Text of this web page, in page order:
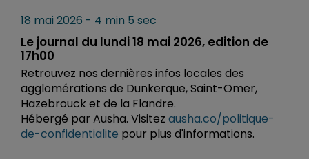
18 mai 2026 - 4 min 5 sec
Le journal du lundi 18 mai 2026, edition de
17h00
Retrouvez nos dernières infos locales des
agglomérations de Dunkerque, Saint-Omer,
Hazebrouck et de la Flandre.
Hébergé par Ausha. Visitez ausha.co/politique-
de-confidentialite pour plus d'informations.